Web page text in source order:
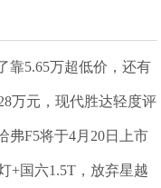
靠5.65万超低价，还有
万元，现代胜达轻度评
弗F5将于4月20日上市
+国六1.5T，放弃星越